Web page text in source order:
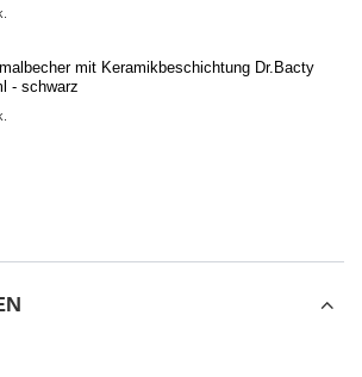
mit Keramikbeschichtung Dr.Bacty
- schwarz